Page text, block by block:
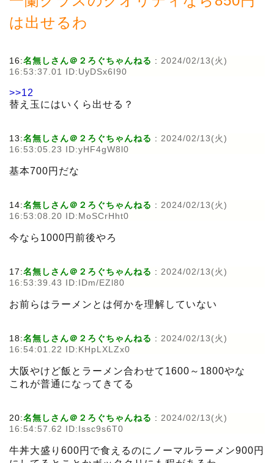
は出せるわ
16:名無しさん＠２ろぐちゃんねる : 2024/02/13(火)
16:53:37.01 ID:UyDSx6I90
>>12
替え玉にはいくら出せる？
13:名無しさん＠２ろぐちゃんねる : 2024/02/13(火)
16:53:05.23 ID:yHF4gW8l0
基本700円だな
14:名無しさん＠２ろぐちゃんねる : 2024/02/13(火)
16:53:08.20 ID:MoSCrHht0
今なら1000円前後やろ
17:名無しさん＠２ろぐちゃんねる : 2024/02/13(火)
16:53:39.43 ID:IDm/EZl80
お前らはラーメンとは何かを理解していない
18:名無しさん＠２ろぐちゃんねる : 2024/02/13(火)
16:54:01.22 ID:KHpLXLZx0
大阪やけど飯とラーメン合わせて1600～1800やな
これが普通になってきてる
20:名無しさん＠２ろぐちゃんねる : 2024/02/13(火)
16:54:57.62 ID:Issc9s6T0
牛丼大盛り600円で食えるのにノーマルラーメン900円